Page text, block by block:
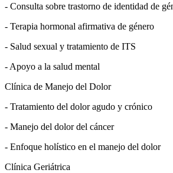
- Consulta sobre trastorno de identidad de
- Terapia hormonal afirmativa de género
- Salud sexual y tratamiento de ITS
- Apoyo a la salud mental
Clínica de Manejo del Dolor
- Tratamiento del dolor agudo y crónico
- Manejo del dolor del cáncer
- Enfoque holístico en el manejo del dolor
Clínica Geriátrica